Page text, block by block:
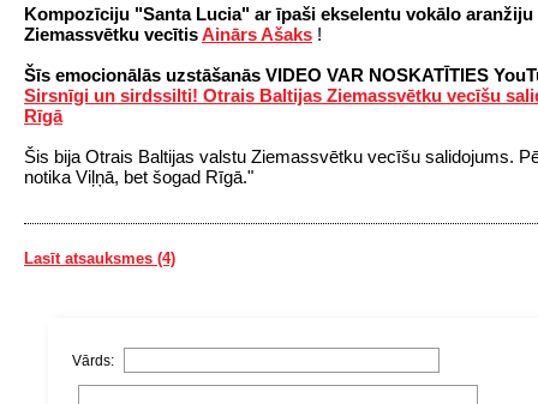
Kompozīciju "Santa Lucia" ar īpaši ekselentu vokālo
Ziemassvētku vecītisAinārs Ašaks !
Šīs emocionālās uzstāšanās VIDEO VAR NOSKATĪTIES
Sirsnīgi un sirdssilti! Otrais Baltijas Ziemassvētku vecīšu
Rīgā
Šis bija Otrais Baltijas valstu Ziemassvētku vecīšu salidojums.
notika Viļņā, bet šogad Rīgā."
Lasīt atsauksmes (4)
Vārds: